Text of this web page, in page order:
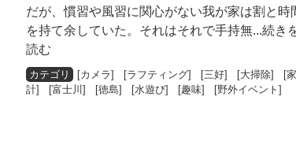
だが、慣習や風習に関心がない我が家は割と時
を持て余していた。それはそれで手持無...続き
読む
[カメラ] [ラフティング] [三好] [大掃除] [家
計] [富士川] [徳島] [水遊び] [趣味] [野外イベント]